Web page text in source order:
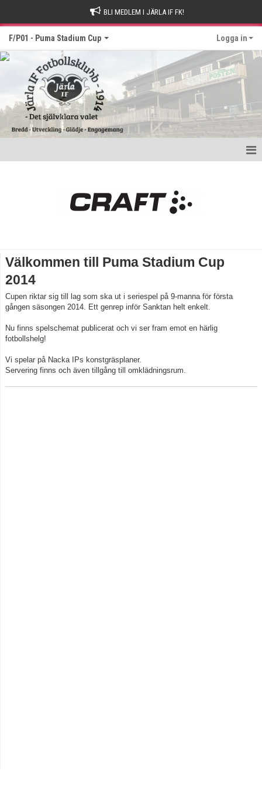
BLI MEDLEM I JÄRLA IF FK!
F/P01 - Puma Stadium Cup Logga in
Inbjudan, regler, blanketter etc
Bildgalleri
Välkommen till Puma Stadium Cup
2014
Cupen riktar sig till lag som ska ut i seriespel på 9-manna för första
gången säsongen 2014. Ett genrep inför Sanktan helt enkelt.
Nu finns spelschemat publicerat och vi ser fram emot en härlig
fotbollshelg!
Vi spelar på Nacka IPs konstgräsplaner.
Servering finns och även tillgång till omklädningsrum.